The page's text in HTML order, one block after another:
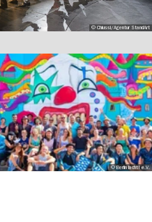
© Chiussi/Agentur StandArt
© Berlin lacht! e.V.